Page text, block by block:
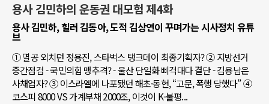
용사 김민하의 운동권 대모험 제4화
용사 김민하, 힐러 김동아, 도적 김상연이 꾸며가는 시사정치 유튜
브
① 멸공 외치던 정용진, 스타벅스 탱크데이 최종기획자? ② 지방선거
중간점검 - 국민의힘 맹추격? - 울산 단일화 삐걱대다 결단 - 김용남은
사채업자? ③ 이스라엘에 나포됐던 해초·동현, “고문, 폭행 당했다” ④
코스피 8000 VS 가계부채 2000조, 이것이 K-불평...